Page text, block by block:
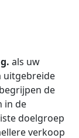
als uw
uitgebreide
de
in de
doelgroep
verkoop